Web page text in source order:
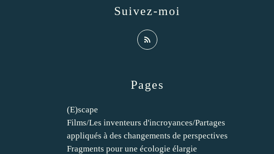
Pages
(E)scape
Films/Les inventeurs d'incroyances/Partages
appliqués à des changements de perspectives
Fragments pour une écologie élargie
Suivez-moi